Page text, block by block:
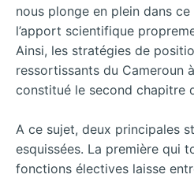
nous plonge en plein dans
l’apport scientifique
Ainsi, les stratégies de
ressortissants du Cameroun
constitué le second chapitre
A ce sujet, deux principales
esquissées. La première qui
fonctions électives laisse